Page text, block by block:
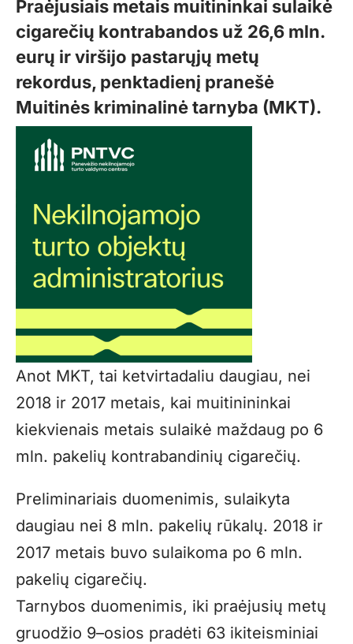
Praėjusiais metais muitininkai sulaikė
cigarečių kontrabandos už 26,6 mln.
eurų ir viršijo pastarųjų metų
rekordus, penktadienį pranešė
Muitinės kriminalinė tarnyba (MKT).
Anot MKT, tai ketvirtadaliu daugiau, nei
2018 ir 2017 metais, kai muitinininkai
kiekvienais metais sulaikė maždaug po 6
mln. pakelių kontrabandinių cigarečių.
Preliminariais duomenimis, sulaikyta
daugiau nei 8 mln. pakelių rūkalų. 2018 ir
2017 metais buvo sulaikoma po 6 mln.
pakelių cigarečių.
Tarnybos duomenimis, iki praėjusių metų
gruodžio 9–osios pradėti 63 ikiteisminiai